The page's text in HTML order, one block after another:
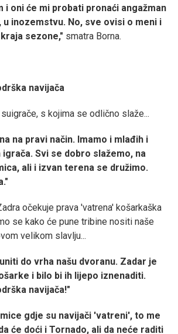
i oni će mi probati pronaći angažman
u inozemstvu. No, sve ovisi o meni i
sezone," smatra Borna.
navijača
s kojima se odlično slaže...
na pravi način. Imamo i mlađih i
Svi se dobro slažemo, na
ali i izvan terena se družimo.
očekuje prava 'vatrena' košarkaška
se kako će pune tribine nositi naše
velikom slavlju...
do vrha našu dvoranu. Zadar je
i bilo bi ih lijepo iznenaditi.
navijača!"
gdje su navijači 'vatreni', to me
će doći i Tornado, ali da neće raditi